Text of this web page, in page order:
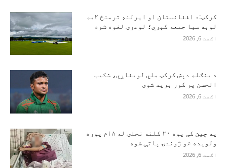
کرکټ:د افغانستان او ایرلنډ ترمنځ ۲مه
لوبه سبا جمعه کېږي؛ لومړۍ لغوه شوه
اګست 6, 2026
د بنګله دېش کرکټ ملي لوبغاړي، شکیب
الحسن پر کور برید شوی
اګست 6, 2026
په چین کې یوه ۲۰ کلنه نجلۍ له ۱۸م پوړه
ولوېده خو ژوندۍ پاتې شوه
اګست 6, 2026